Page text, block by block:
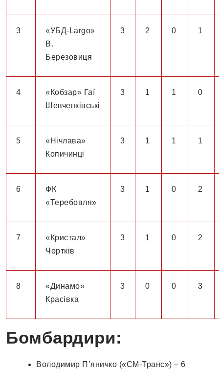
3
«УБД-Largo»
В.
Березовиця
3 2 0 1
4
«Кобзар» Гаї
Шевченківські
3 1 1 0
5
«Нічлава»
Копичинці
3 1 1 1
6
ФК
«Теребовля»
3 1 0 2
7
«Кристал»
Чортків
3 1 0 2
8
«Динамо»
Красівка
3 0 0 3
Бомбардири:
Володимир П’яничко («СМ-Транс») – 6